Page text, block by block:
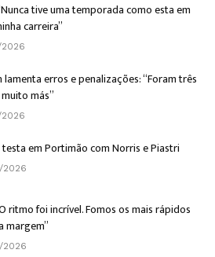
tive uma temporada como esta em
carreira”
lamenta erros e penalizações: “Foram três
más”
testa em Portimão com Norris e Piastri
ritmo foi incrível. Fomos os mais rápidos
margem”